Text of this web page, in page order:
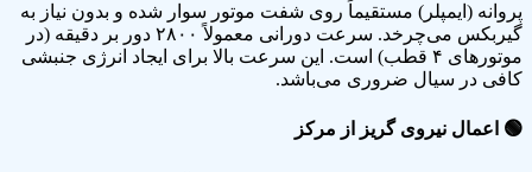
پروانه (ایمپلر) مستقیماً روی شفت موتور سوار شده و بدون نیاز به
گیربکس می‌چرخد. سرعت دورانی معمولاً ۲۸۰۰ دور بر دقیقه (در
موتورهای ۴ قطب) است. این سرعت بالا برای ایجاد انرژی جنبشی
کافی در سیال ضروری می‌باشد.
🟢 اعمال نیروی گریز از مرکز